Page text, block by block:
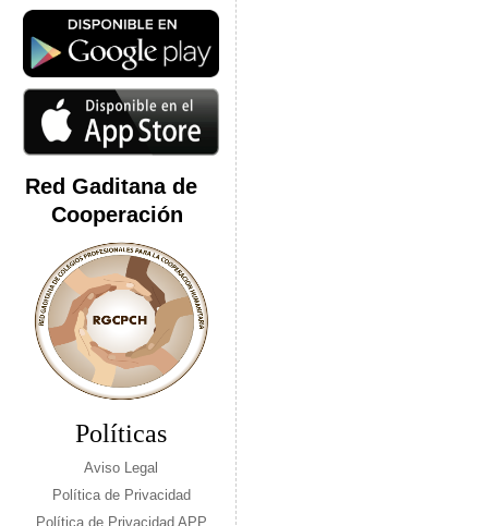
Red Gaditana de
Cooperación
Políticas
Aviso Legal
Política de Privacidad
Política de Privacidad APP